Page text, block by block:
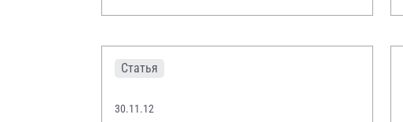
Статья
30.11.12